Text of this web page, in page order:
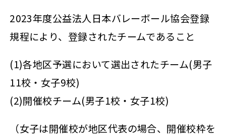
2023年度公益法人日本バレーボール協会登録
規程により、登録されたチームであること
(1)各地区予選において選出されたチーム(男子
11校・女子9校)
(2)開催校チーム(男子1校・女子1校)
（女子は開催校が地区代表の場合、開催校枠を